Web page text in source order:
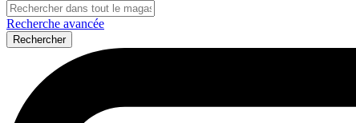
Recherche avancée
Rechercher